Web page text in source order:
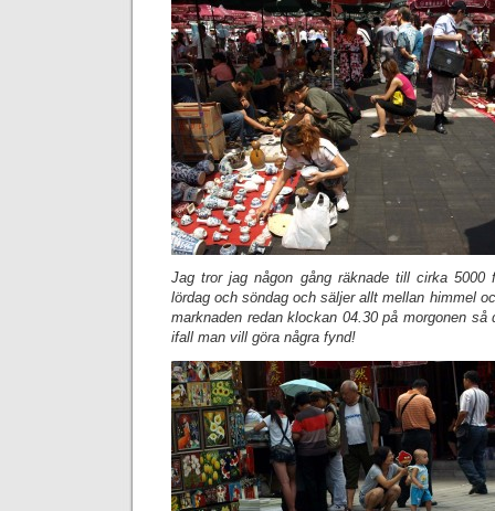
Jag tror jag någon gång räknade till cirka 5000
lördag och söndag och säljer allt mellan himmel
marknaden redan klockan 04.30 på morgonen
ifall man vill göra några fynd!